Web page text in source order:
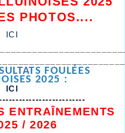
PHOTOS....
ICI
FOULÉES
2025 :
ICI
ENTRAÎNEMENTS
/ 2026